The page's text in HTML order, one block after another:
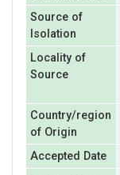
Source of
Isolation
Locality of
Source
Country/region
of Origin
Accepted Date